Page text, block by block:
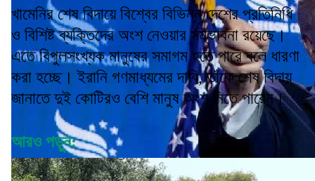
খামেনির শেষ বিদায়ে বিশ্বের বিভিন্ন দেশের প্রতিনিধি
ও বিশিষ্ট ব্যক্তিদের অংশ নেওয়ার সম্ভাবনা রয়েছে।
এতে বিপুলসংখ্যক মানুষের সমাগম হতে পারে বলে ধারণা
করা হচ্ছে। ইরানি গণমাধ্যমের দাবি, তাঁকে শেষ বিদায়
জানাতে দুই কোটিরও বেশি মানুষ অংশ নিতে পারেন।
আরও পড়ুন: